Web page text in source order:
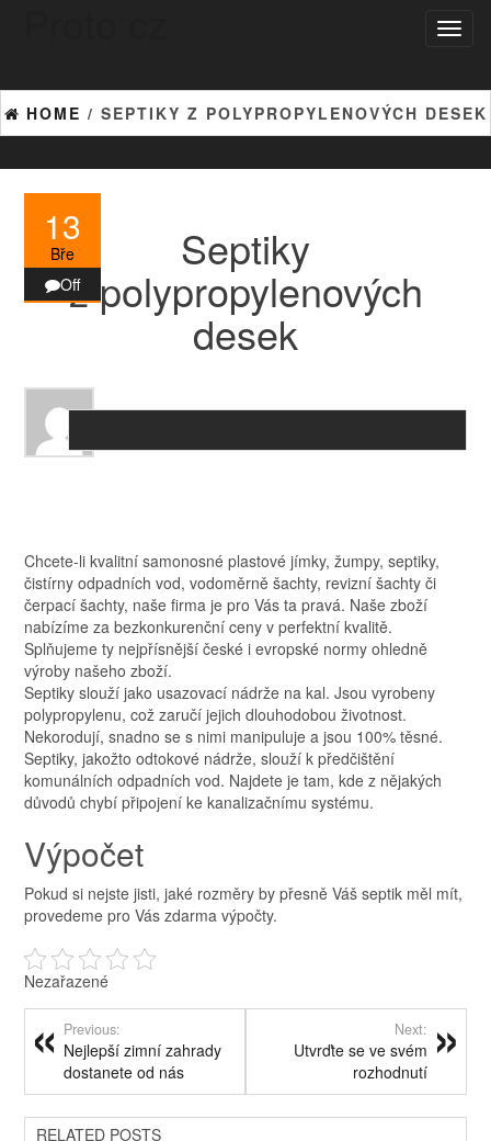
HOME / SEPTIKY Z POLYPROPYLENOVÝCH DESEK
13
Bře
Off
Septiky
z polypropylenových
desek
Chcete-li kvalitní samonosné plastové jímky, žumpy, septiky,
čistírny odpadních vod, vodoměrně šachty, revizní šachty či
čerpací šachty, naše firma je pro Vás ta pravá. Naše zboží
nabízíme za bezkonkurenční ceny v perfektní kvalitě.
Splňujeme ty nejpřísnější české i evropské normy ohledně
výroby našeho zboží.
Septiky slouží jako usazovací nádrže na kal. Jsou vyrobeny
polypropylenu, což zaručí jejich dlouhodobou životnost.
Nekorodují, snadno se s nimi manipuluje a jsou 100% těsné.
Septiky, jakožto odtokové nádrže, slouží k předčištění
komunálních odpadních vod. Najdete je tam, kde z nějakých
důvodů chybí připojení ke kanalizačnímu systému.
Výpočet
Pokud si nejste jisti, jaké rozměry by přesně Váš septik měl mít,
provedeme pro Vás zdarma výpočty.
Nezařazené
Previous:
Nejlepší zimní zahrady
dostanete od nás
Next:
Utvrďte se ve svém
rozhodnutí
RELATED POSTS